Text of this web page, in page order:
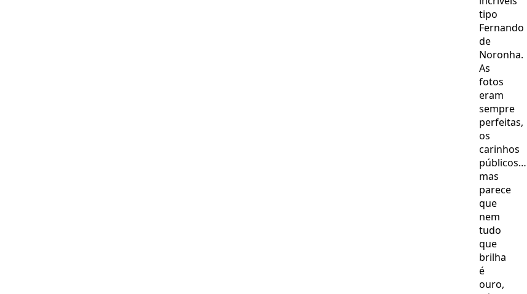
tipo
Fernando
de
Noronha.
As
fotos
eram
sempre
perfeitas,
os
carinhos
públicos…
mas
parece
que
nem
tudo
que
brilha
é
ouro,